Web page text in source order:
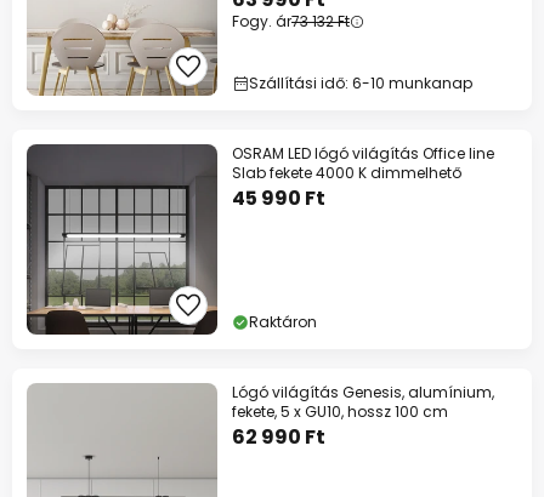
Fogy. ár73 132 Ft
Szállítási idő: 6-10 munkanap
OSRAM LED lógó világítás Office line
Slab fekete 4000 K dimmelhető
45 990 Ft
Raktáron
Lógó világítás Genesis, alumínium,
fekete, 5 x GU10, hossz 100 cm
62 990 Ft